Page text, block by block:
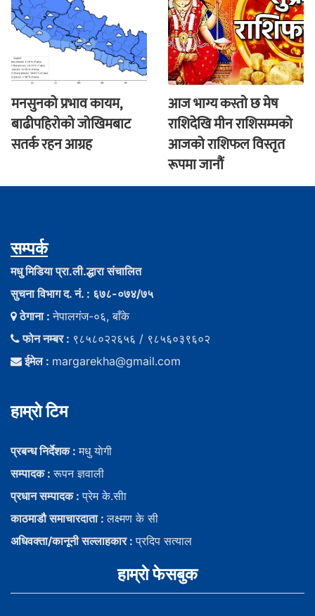
मनसुनको प्रभाव कायम,
बाढीपहिरोको जोखिमबाट
सतर्क रहन आग्रह
आज भाग्य कस्ताे छ मेष
राशिदेखि मीन राशिसम्मको
आजको राशिफल विस्तृत
रूपमा जानौं
सम्पर्क
मधु मिडिया प्रा.ली.द्धारा संचालित
सुचना विभाग द. नं. : ६७८-०७४/७५
ठेगाना :नेपालगंज-०६, बाँके
फोन नम्बर : ९८५८०२२६५६ / ९८५६०३९६०२
ईमेल : margarekha@gmail.com
हाम्राे टिम
प्रबन्ध निर्देशक :मधु याेगी
सम्पादक :रूपन ज्ञवाली
प्रधान सम्पादक :प्रेम के.सीा
काठमाडौ समाचारदाता :लक्ष्मण के सी
अधिवक्ता/कानूनी सल्लाहकार :प्रदिप सत्याल
हाम्राे फेसबुक